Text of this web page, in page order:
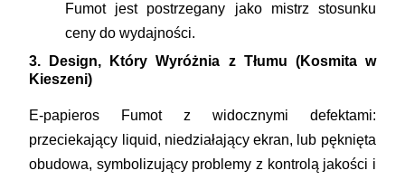
Fumot jest postrzegany jako mistrz stosunku
ceny do wydajności.
3. Design, Który Wyróżnia z Tłumu (Kosmita w
Kieszeni)
E-papieros Fumot z widocznymi defektami:
przeciekający liquid, niedziałający ekran, lub pęknięta
obudowa, symbolizujący problemy z kontrolą jakości i